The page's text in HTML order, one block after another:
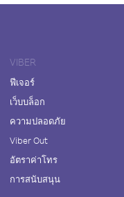
VIBER
ฟีเจอร์
เว็บบล็อก
ความปลอดภัย
Viber Out
อัตราค่าโทร
การสนับสนุน